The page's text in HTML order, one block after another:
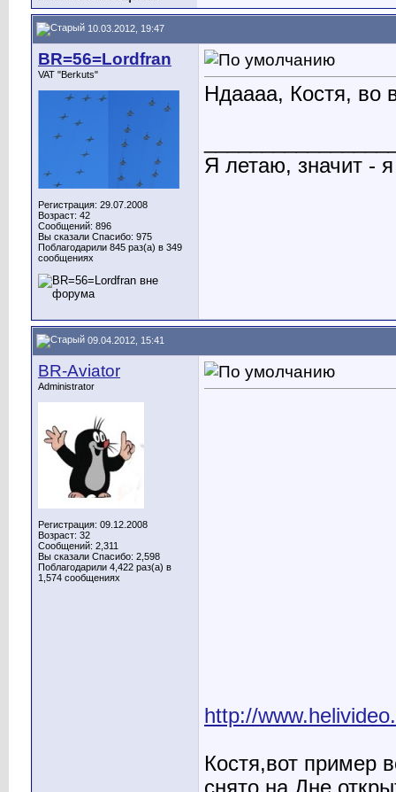
10.03.2012, 19:47
BR=56=Lordfran
VAT "Berkuts"
Регистрация: 29.07.2008
Возраст: 42
Сообщений: 896
Вы сказали Спасибо: 975
Поблагодарили 845 раз(а) в 349
сообщениях
Ндаааа, Костя, во
Я летаю, значит - я
09.04.2012, 15:41
BR-Aviator
Administrator
Регистрация: 09.12.2008
Возраст: 32
Сообщений: 2,311
Вы сказали Спасибо: 2,598
Поблагодарили 4,422 раз(а) в
1,574 сообщениях
http://
Костя,вот пример